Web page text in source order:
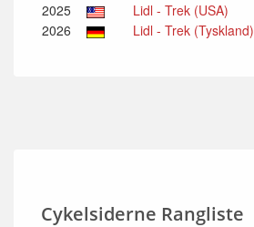
2025
Lidl - Trek (USA)
2026
Lidl - Trek (Tyskland)
Cykelsiderne Rangliste